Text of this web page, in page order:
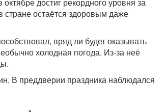
стране остаётся здоровым даже
вряд ли будет оказывать
холодная погода. Из-за неё
В преддверии праздника наблюдался